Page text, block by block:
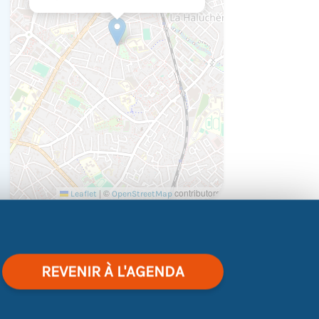
REVENIR À L'AGENDA
Leaflet | © OpenStreetMapcontributors
pitch percutant ?